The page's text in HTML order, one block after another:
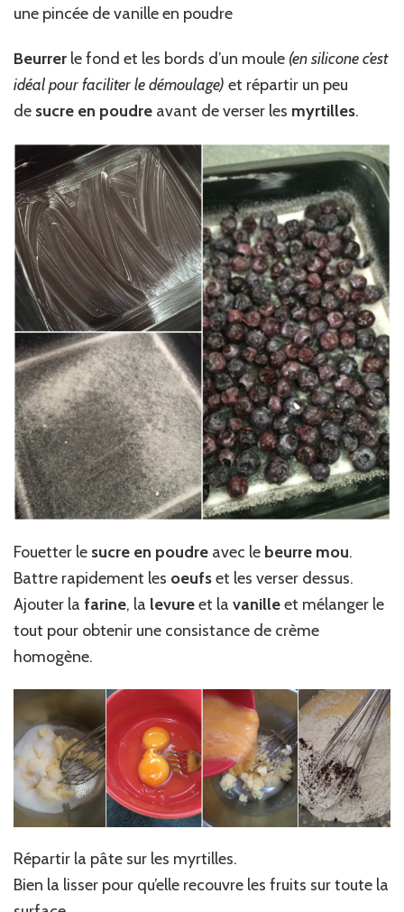
une pincée de vanille en poudre
Beurrer le fond et les bords d’un moule (en silicone c’est
idéal pour faciliter le démoulage) et répartir un peu
de sucre en poudre avant de verser les myrtilles.
Fouetter le sucre en poudre avec le beurre mou.
Battre rapidement les oeufset les verser dessus.
Ajouter la farine, la levureet la vanilleet mélanger le
tout pour obtenir une consistance de crème
homogène.
Répartir la pâte sur les myrtilles.
Bien la lisser pour qu’elle recouvre les fruits sur toute la